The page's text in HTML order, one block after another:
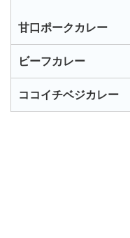
甘口ポークカレー
ビーフカレー
ココイチベジカレー